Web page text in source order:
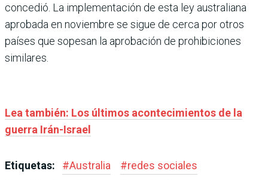
concedió. La implementación de esta ley australiana
aprobada en noviembre se sigue de cerca por otros
países que sopesan la aprobación de prohibiciones
similares.
Lea también: Los últimos acontecimientos de la
guerra Irán-Israel
Etiquetas: #Australia #redes sociales